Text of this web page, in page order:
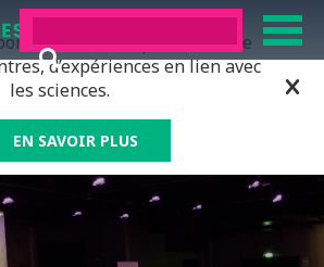
à tous ceux qui ont soif de
d’expériences en lien avec
les sciences.
EN SAVOIR PLUS